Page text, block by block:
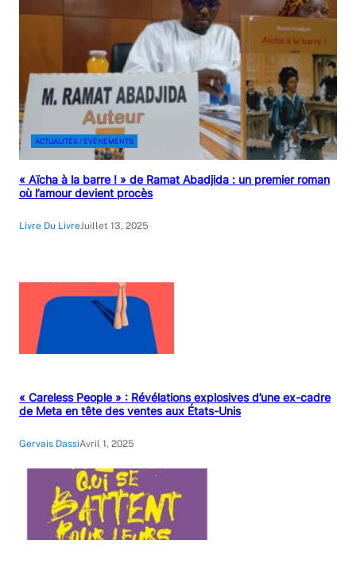
ACTUALITÉS / EVÉNEMENTS
« Aïcha à la barre ! » de Ramat Abadjida : un premier roman
où l’amour devient procès
Livre Du LivreJuillet 13, 2025
« Careless People » : Révélations explosives d’une ex-cadre
de Meta en tête des ventes aux États-Unis
Gervais DassiAvril 1, 2025